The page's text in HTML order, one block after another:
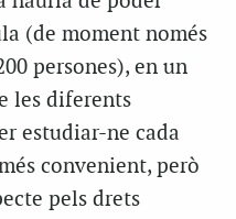
(de moment només
persones), en un
les diferents
estudiar-ne cada
convenient, però
pels drets